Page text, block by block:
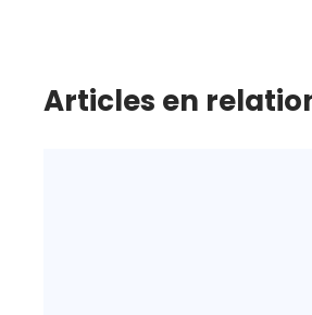
Articles en